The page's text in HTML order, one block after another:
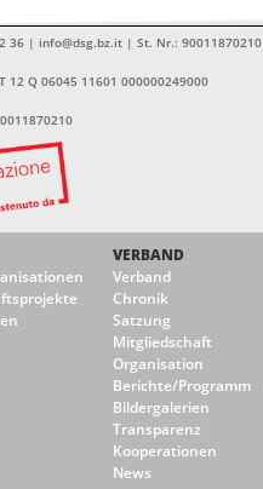
36 | info@dsg.bz.it | St. Nr.: 90011870210
12 Q 06045 11601 000000249000
VERBAND
Verband
Chronik
Satzung
Mitgliedschaft
Organisation
Berichte/Programm
Bildergalerien
Transparenz
Kooperationen
News